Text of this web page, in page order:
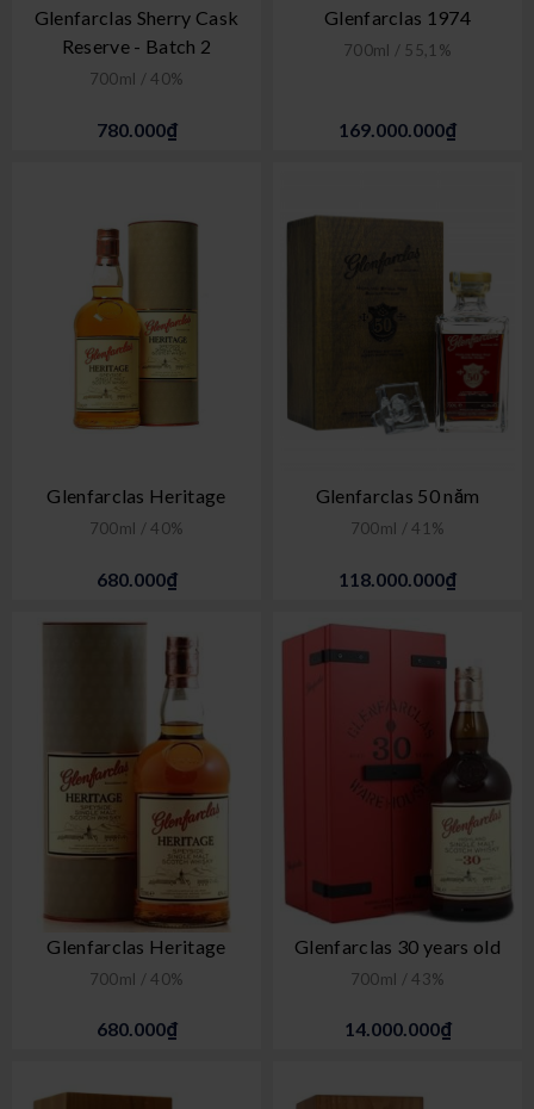
Glenfarclas Sherry Cask
Reserve - Batch 2
700ml / 40%
780.000₫
Glenfarclas 1974
700ml / 55,1%
169.000.000₫
Glenfarclas Heritage
700ml / 40%
680.000₫
Glenfarclas 50 năm
700ml / 41%
118.000.000₫
Glenfarclas Heritage
700ml / 40%
680.000₫
Glenfarclas 30 years old
700ml / 43%
14.000.000₫